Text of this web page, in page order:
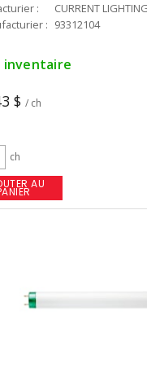
:
: 93312104
inventaire
$ / ch
ch
AU